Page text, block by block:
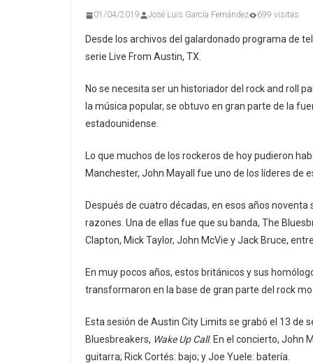
01/04/2019 José Luis García Fernández 699 visitas
Desde los archivos del galardonado programa de
serie Live From Austin, TX.
No se necesita ser un historiador del rock and roll
la música popular, se obtuvo en gran parte de la
estadounidense.
Lo que muchos de los rockeros de hoy pudieron
Manchester, John Mayall fue uno de los líderes de
Después de cuatro décadas, en esos años
razones. Una de ellas fue que su banda, The
Clapton, Mick Taylor, John McVie y Jack Bruce,
En muy pocos años, estos británicos y sus
transformaron en la base de gran parte del rock
Esta sesión de Austin City Limits se grabó el 13
Bluesbreakers, Wake Up Call. En el concierto, John
guitarra; Rick Cortés: bajo; y Joe Yuele: batería.